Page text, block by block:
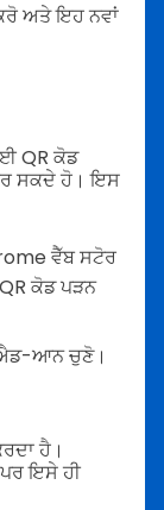
ਅਤੇ ਇਹ ਨਵਾਂ
QR ਕੋਡ
ਸਕਦੇ ਹੋ। ਇਸ
ਵੈੱਬ ਸਟੋਰ
ਕੋਡ ਪੜਨ
ਐਡ-ਆਨ ਚੁਣੋ।
ਹੈ।
ਇਸੇ ਹੀ